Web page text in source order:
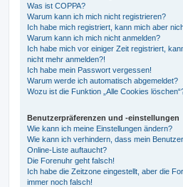
Was ist COPPA?
Warum kann ich mich nicht registrieren?
Ich habe mich registriert, kann mich aber
Warum kann ich mich nicht anmelden?
Ich habe mich vor einiger Zeit registriert,
nicht mehr anmelden?!
Ich habe mein Passwort vergessen!
Warum werde ich automatisch abgemeldet?
Wozu ist die Funktion „Alle Cookies
Benutzerpräferenzen und -einstellungen
Wie kann ich meine Einstellungen ändern?
Wie kann ich verhindern, dass mein
Online-Liste auftaucht?
Die Forenuhr geht falsch!
Ich habe die Zeitzone eingestellt, aber die
immer noch falsch!